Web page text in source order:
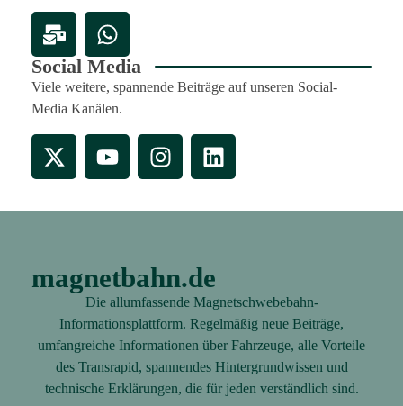
Social Media
Viele weitere, spannende Beiträge auf unseren Social-
Media Kanälen.
magnetbahn.de
Die allumfassende Magnetschwebebahn-
Informationsplattform. Regelmäßig neue Beiträge,
umfangreiche Informationen über Fahrzeuge, alle Vorteile
des Transrapid, spannendes Hintergrundwissen und
technische Erklärungen, die für jeden verständlich sind.